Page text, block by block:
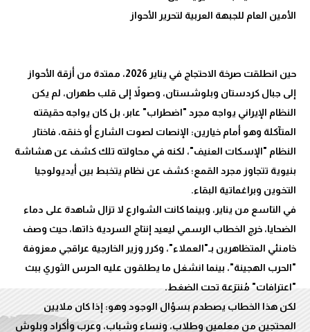
حين انطلقت صرخة الاحتجاج في يناير 2026، ممتدة من أزقة الأحواز
إلى جبال كردستان وبلوشستان، وصولاً إلى قلب طهران، لم يكن
النظام الإيراني يواجه مجرد "اضطراب" عابر، بل كان يواجه حقيقته
المتآكلة وهو أمام خيارين: الإنصات لصوت الشارع أو خنقه، فاختار
النظام "الإسكات العنيف"، لكنه في محاولته تلك كشف عن هشاشة
بنيوية تتجاوز مجرد القمع؛ كشف عن نظام يتخبط بين أيديولوجيا
في التاسع من يناير، وبينما كانت الشوارع لا تزال شاهدة على دماء
الضحايا، خرج الخطاب الرسمي ليعيد إنتاج السردية ذاتها، حيث وصف
خامنئي المتظاهرين بـ"العملاء"، وكرر وزير الخارجية عراقجي معزوفة
"الحرب الهجينة"، بينما انشغل ما يطلقون عليه الحرس الثوري ببث
لكن هذا الخطاب يصطدم بسؤال الوجود وهو: إذا كان ملايين
المحتجين من معلمين وطلاب، ونساء وشباب، وعرب وأكراد وبلوش